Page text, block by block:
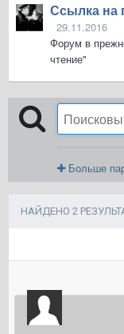
Ссылка
29.11.2016
Форум в
чтение"
Больше
НАЙДЕНО 2